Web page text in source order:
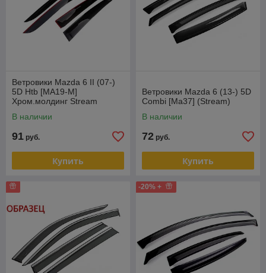
Ветровики Mazda 6 II (07-)
5D Htb [MA19-M]
Хром.молдинг Stream
В наличии
91 руб.
Купить
Ветровики Mazda 6 (13-) 5D
Combi [Ma37] (Stream)
В наличии
72 руб.
Купить
-20% +